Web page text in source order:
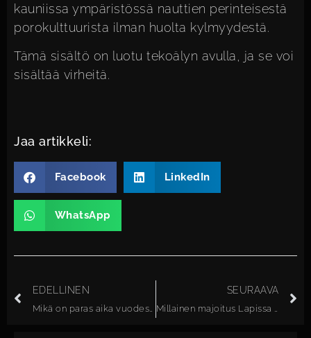
kauniissa ympäristössä nauttien perinteisestä
porokulttuurista ilman huolta kylmyydestä.
Tämä sisältö on luotu tekoälyn avulla, ja se voi
sisältää virheitä.
Jaa artikkeli:
Facebook LinkedIn
WhatsApp
EDELLINEN
Mikä on paras aika vuodesta osallistua moottorikelkkasafarille Posiolla?
SEURAAVA
Millainen majoitus Lapissa on paras revontulien katseluun?